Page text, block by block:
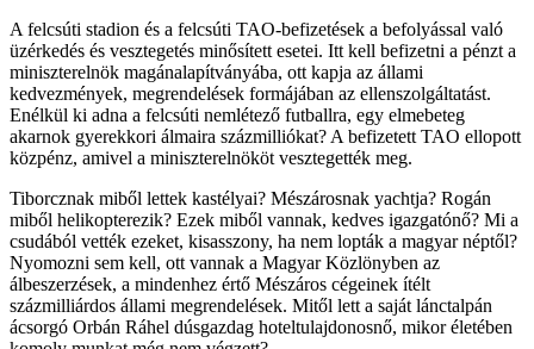
A felcsúti stadion és a felcsúti TAO-befizetések a befolyással való
üzérkedés és vesztegetés minősített esetei. Itt kell befizetni a pénzt a
miniszterelnök magánalapítványába, ott kapja az állami
kedvezmények, megrendelések formájában az ellenszolgáltatást.
Enélkül ki adna a felcsúti nemlétező futballra, egy elmebeteg
akarnok gyerekkori álmaira százmilliókat? A befizetett TAO ellopott
közpénz, amivel a miniszterelnököt vesztegették meg.
Tiborcznak miből lettek kastélyai? Mészárosnak yachtja? Rogán
miből helikopterezik? Ezek miből vannak, kedves igazgatónő? Mi a
csudából vették ezeket, kisasszony, ha nem lopták a magyar néptől?
Nyomozni sem kell, ott vannak a Magyar Közlönyben az
álbeszerzések, a mindenhez értő Mészáros cégeinek ítélt
százmilliárdos állami megrendelések. Mitől lett a saját lánctalpán
ácsorgó Orbán Ráhel dúsgazdag hoteltulajdonosnő, mikor életében